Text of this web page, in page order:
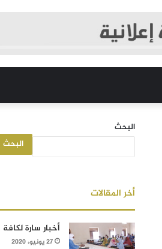
البحث
البحث
أخر المقالات
أخبار سارة
27 يونيو، 2020